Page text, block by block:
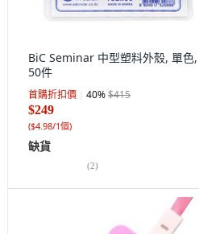
BiC Seminar 中型塑料外殼, 單色,
50件
首購折扣價 40%$415
$249
($4.98/1個)
缺貨
(2)